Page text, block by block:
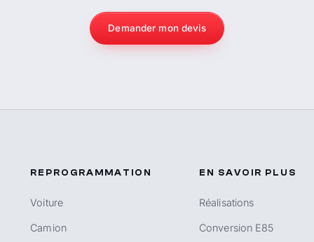
Demander mon devis
REPROGRAMMATION
Voiture
Camion
EN SAVOIR PLUS
Réalisations
Conversion E85